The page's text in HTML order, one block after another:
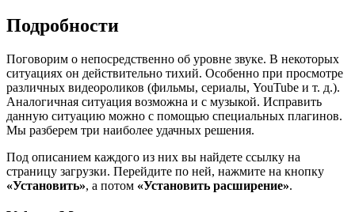
Подробности
Поговорим о непосредственно об уровне звуке. В некоторых
ситуациях он действительно тихий. Особенно при просмотре
различных видеороликов (фильмы, сериалы, YouTube и т. д.).
Аналогичная ситуация возможна и с музыкой. Исправить
данную ситуацию можно с помощью специальных плагинов.
Мы разберем три наиболее удачных решения.
Под описанием каждого из них вы найдете ссылку на
страницу загрузки. Перейдите по ней, нажмите на кнопку
«Установить», а потом «Установить расширение».